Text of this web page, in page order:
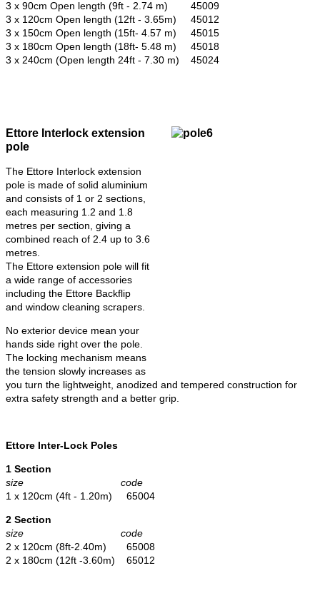
3 x 90cm Open length (9ft - 2.74 m) 45009
3 x 120cm Open length (12ft - 3.65m) 45012
3 x 150cm Open length (15ft- 4.57 m) 45015
3 x 180cm Open length (18ft- 5.48 m) 45018
3 x 240cm (Open length 24ft - 7.30 m) 45024
Ettore Interlock extension
pole
The Ettore Interlock extension
pole is made of solid aluminium
and consists of 1 or 2 sections,
each measuring 1.2 and 1.8
metres per section, giving a
combined reach of 2.4 up to 3.6
metres.
The Ettore extension pole will fit
a wide range of accessories
including the Ettore Backflip
and window cleaning scrapers.
No exterior device mean your
hands side right over the pole.
The locking mechanism means
the tension slowly increases as
you turn the lightweight, anodized and tempered construction for
extra safety strength and a better grip.
Ettore Inter-Lock Poles
1 Section
size code
1 x 120cm (4ft - 1.20m) 65004
2 Section
size code
2 x 120cm (8ft-2.40m) 65008
2 x 180cm (12ft -3.60m) 65012